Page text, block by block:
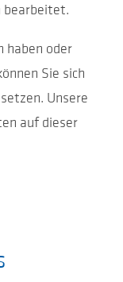
bearbeitet.
haben oder
Sie sich
Unsere
auf dieser